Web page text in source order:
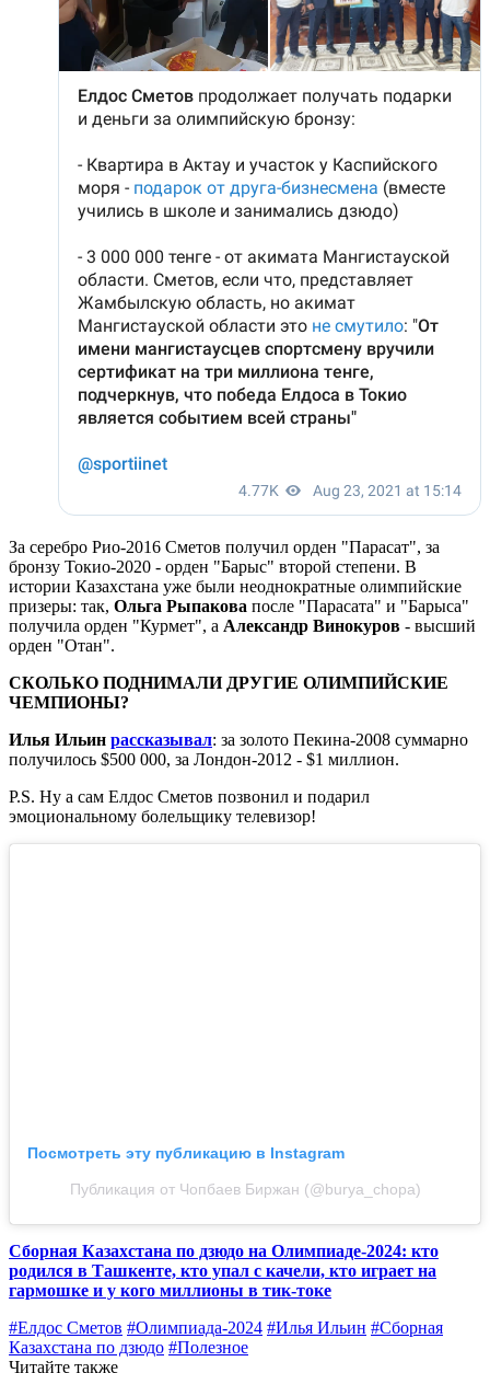
За серебро Рио-2016 Сметов получил орден "Парасат", за
бронзу Токио-2020 - орден "Барыс" второй степени. В
истории Казахстана уже были неоднократные олимпийские
призеры: так, Ольга Рыпакова после "Парасата" и "Барыса"
получила орден "Курмет", а Александр Винокуров - высший
орден "Отан".
СКОЛЬКО ПОДНИМАЛИ ДРУГИЕ ОЛИМПИЙСКИЕ
ЧЕМПИОНЫ?
Илья Ильин рассказывал: за золото Пекина-2008 суммарно
получилось $500 000, за Лондон-2012 - $1 миллион.
P.S. Ну а сам Елдос Сметов позвонил и подарил
эмоциональному болельщику телевизор!
Посмотреть эту публикацию в Instagram
Публикация от Чопбаев Биржан (@burya_chopa)
Сборная Казахстана по дзюдо на Олимпиаде-2024: кто
родился в Ташкенте, кто упал с качели, кто играет на
гармошке и у кого миллионы в тик-токе
#Елдос Сметов #Олимпиада-2024 #Илья Ильин #Сборная
Казахстана по дзюдо #Полезное
Читайте также